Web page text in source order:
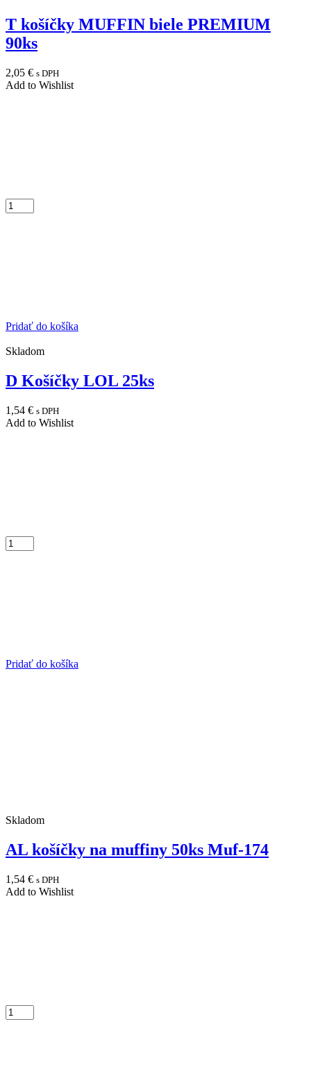
T košíčky MUFFIN biele PREMIUM
90ks
2,05 € s DPH
Add to Wishlist
Pridať do košíka
Skladom
D Košíčky LOL 25ks
1,54 € s DPH
Add to Wishlist
Pridať do košíka
Skladom
AL košíčky na muffiny 50ks Muf-174
1,54 € s DPH
Add to Wishlist